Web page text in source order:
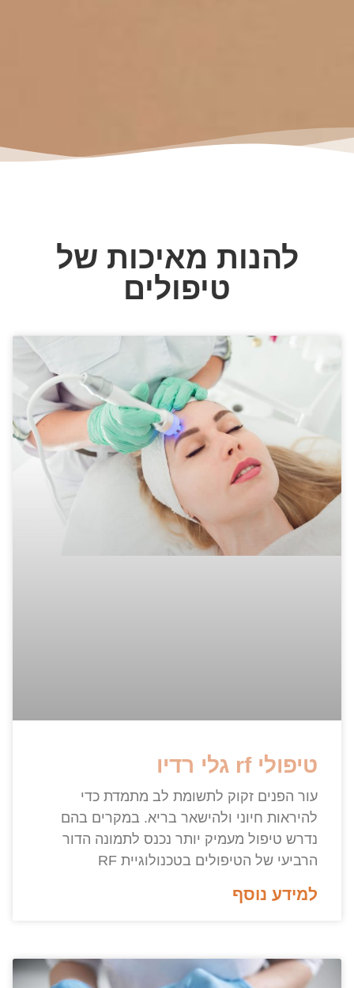
להנות מאיכות של
טיפולים
טיפולי rf גלי רדיו
עור הפנים זקוק לתשומת לב מתמדת כדי
להיראות חיוני ולהישאר בריא. במקרים בהם
נדרש טיפול מעמיק יותר נכנס לתמונה הדור
הרביעי של הטיפולים בטכנולוגיית RF
למידע נוסף